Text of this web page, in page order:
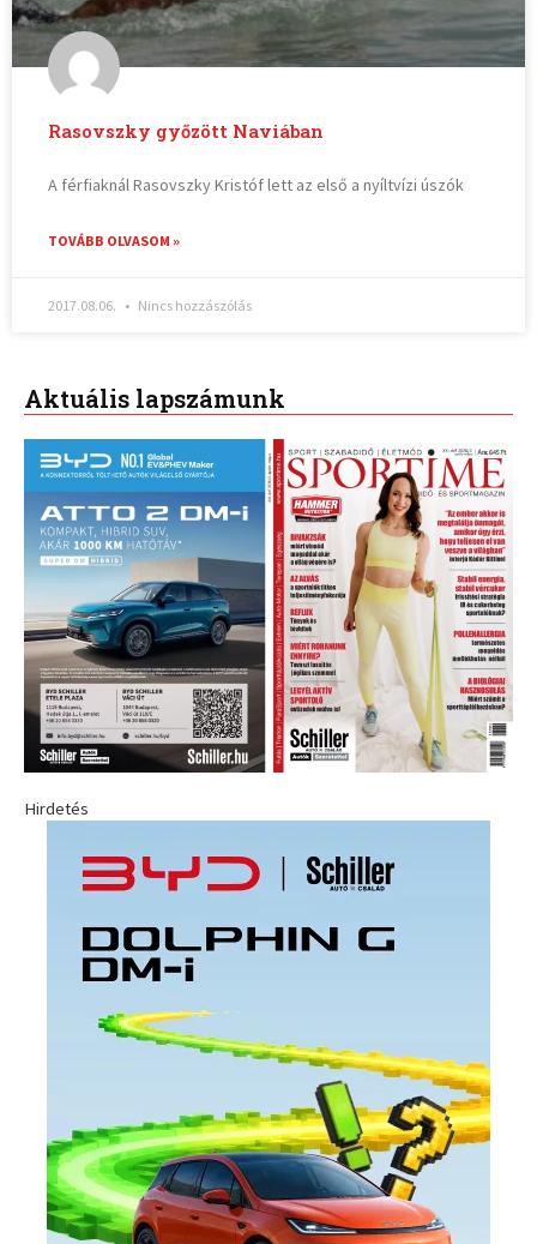
Rasovszky győzött Naviában
A férfiaknál Rasovszky Kristóf lett az első a nyíltvízi úszók
TOVÁBB OLVASOM »
2017.08.06. Nincs hozzászólás
Aktuális lapszámunk
Hirdetés